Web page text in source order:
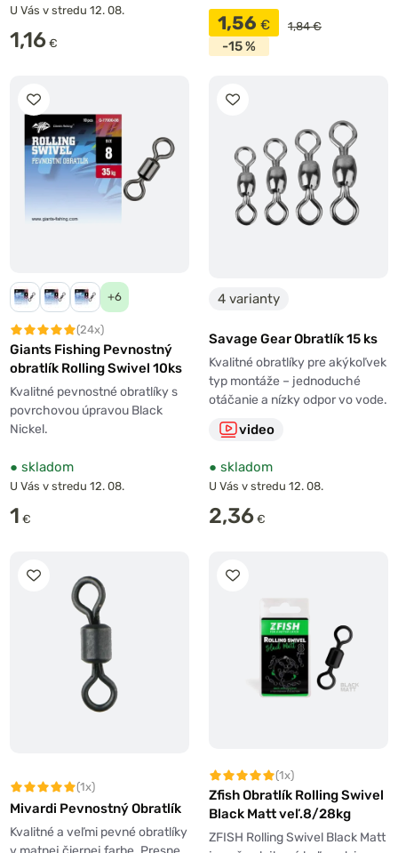
U Vás v stredu 12. 08.
1,16 €
1,56 € 1,84 €
-15 %
+6
(24x)
Giants Fishing Pevnostný
obratlík Rolling Swivel 10ks
Kvalitné pevnostné obratlíky s
povrchovou úpravou Black
Nickel.
● skladom
U Vás v stredu 12. 08.
1 €
4 varianty
Savage Gear Obratlík 15 ks
Kvalitné obratlíky pre akýkoľvek
typ montáže – jednoduché
otáčanie a nízky odpor vo vode.
video
● skladom
U Vás v stredu 12. 08.
2,36 €
(1x)
Mivardi Pevnostný Obratlík
Kvalitné a veľmi pevné obratlíky
(1x)
Zfish Obratlík Rolling Swivel
Black Matt veľ.8/28kg
ZFISH Rolling Swivel Black Matt